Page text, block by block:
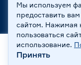
ООО «Бауцентр
ул. А.Невского,
Все права
Политика
Правовая
Охрана труда
Главная
Мы используем
предоставить
сайтом. Нажимая
пользоваться
использование.
Принять